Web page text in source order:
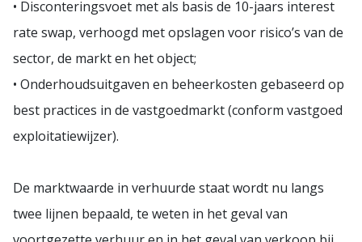
• Disconteringsvoet met als basis de 10-jaars interest
rate swap, verhoogd met opslagen voor risico’s van de
sector, de markt en het object;
• Onderhoudsuitgaven en beheerkosten gebaseerd op
best practices in de vastgoedmarkt (conform vastgoed
exploitatiewijzer).
De marktwaarde in verhuurde staat wordt nu langs
twee lijnen bepaald, te weten in het geval van